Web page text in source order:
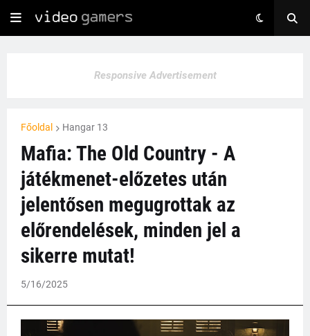
Responsive Advertisement
Főoldal Hangar 13
Mafia: The Old Country - A
játékmenet-előzetes után
jelentősen megugrottak az
előrendelések, minden jel a
sikerre mutat!
5/16/2025